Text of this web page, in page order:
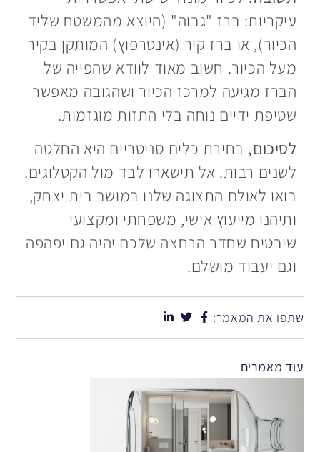
עיקריות: ברז "גבוה" (היוצא מהמשטח שליד
הכיור), או ברז קיר (אינטרפוץ) המותקן בקיר
מעל הכיור. חשוב מאוד לוודא שהפייה של
הברז מגיעה למרכז הכיור ושהגובה מאפשר
שטיפת ידיים נוחה בלי התזות מוגזמות.
לסיכום, בחירת כלים סניטריים היא החלטה
לשנים רבות. אל תישארו לבד מול הקטלוגים.
בואו לאולם התצוגה שלנו במושב בית יצחק,
ותיהנו מייעוץ אישי, משפחתי ומקצועי
שיבטיח שחדר הרחצה שלכם יהיה גם יפהפה
וגם יעבוד מושלם.
שתפו את המאמר:
עוד מאמרים